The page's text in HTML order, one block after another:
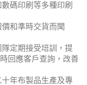
碼印刷等多種印刷
和準時交貨而聞
定期接受培訓，提
回應客戶查詢，改善
十年布製品生產及專